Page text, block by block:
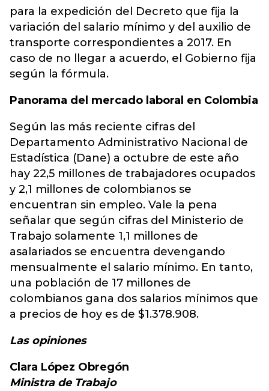
para la expedición del Decreto que fija la
variación del salario mínimo y del auxilio de
transporte correspondientes a 2017. En
caso de no llegar a acuerdo, el Gobierno fija
según la fórmula.
Panorama del mercado laboral en Colombia
Según las más reciente cifras del
Departamento Administrativo Nacional de
Estadística (Dane) a octubre de este año
hay 22,5 millones de trabajadores ocupados
y 2,1 millones de colombianos se
encuentran sin empleo. Vale la pena
señalar que según cifras del Ministerio de
Trabajo solamente 1,1 millones de
asalariados se encuentra devengando
mensualmente el salario mínimo. En tanto,
una población de 17 millones de
colombianos gana dos salarios mínimos que
a precios de hoy es de $1.378.908.
Las opiniones
Clara López Obregón
Ministra de Trabajo